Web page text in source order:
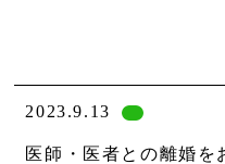
2023.9.13
医師・医者との離婚を